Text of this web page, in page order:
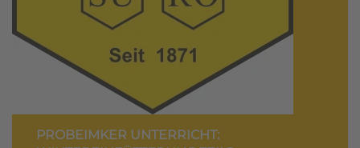
PROBEIMKER UNTERRICHT: